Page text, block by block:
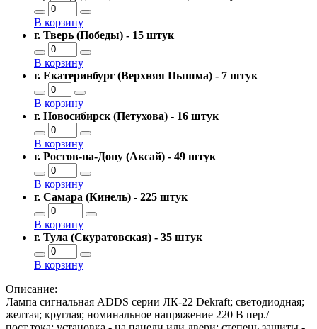
В корзину
г. Тверь (Победы) - 15 штук
В корзину
г. Екатеринбург (Верхняя Пышма) - 7 штук
В корзину
г. Новосибирск (Петухова) - 16 штук
В корзину
г. Ростов-на-Дону (Аксай) - 49 штук
В корзину
г. Самара (Кинель) - 225 штук
В корзину
г. Тула (Скуратовская) - 35 штук
В корзину
Описание:
Лампа сигнальная ADDS серии ЛК-22 Dekraft; светодиодная;
желтая; круглая; номинальное напряжение 220 В пер./